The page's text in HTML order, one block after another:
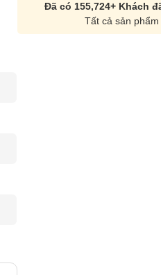
Đã có 155,724+ Khách
Tất cả sản